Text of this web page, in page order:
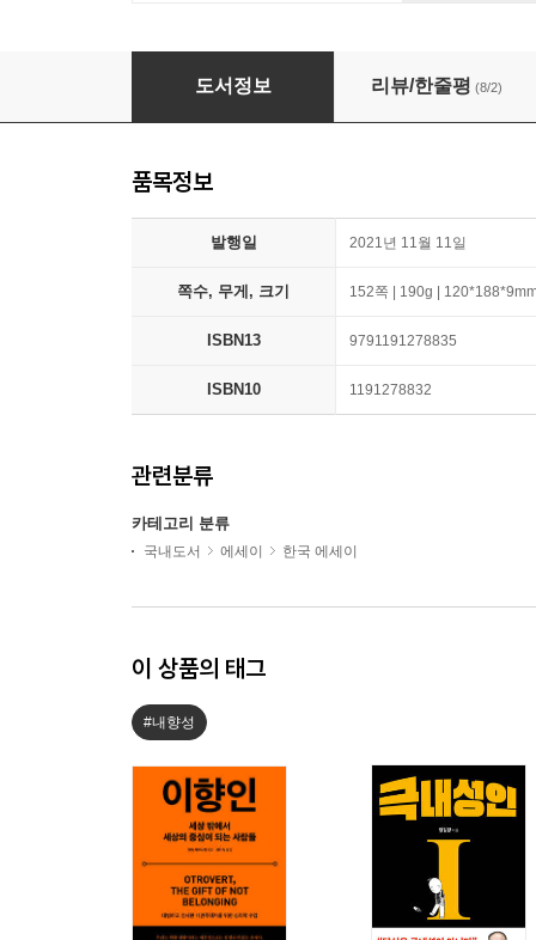
날마다, 28
도서정보 리뷰/한줄평 (8/2)
품목정보
발행일 2021년 11월 11일
쪽수, 무게, 크기 152쪽 | 190g |
ISBN13 9791191278835
ISBN10 1191278832
관련분류
카테고리 분류
국내도서 에세이 한국 에세이
이 상품의 태그
#내향성